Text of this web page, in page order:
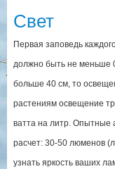
Свет
Первая заповедь
должно быть не меньше
больше 40 см, то
растениям освещение
ватта на литр. Опытные
расчет: 30-50 люменов
узнать яркость ваших